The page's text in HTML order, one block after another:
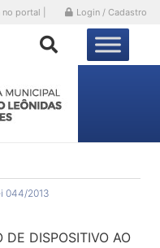
portal | Login / Cadastro
044/2013
DE DISPOSITIVO AO